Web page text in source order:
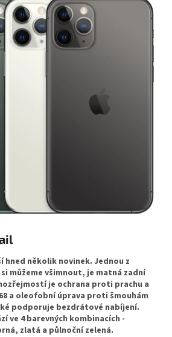
hned několik novinek. Jednou z
můžeme všimnout, je matná zadní
je ochrana proti prachu a
a oleofobní úprava proti šmouhám
podporuje bezdrátové nabíjení.
ve 4 barevných kombinacích -
zlatá a půlnoční zelená.